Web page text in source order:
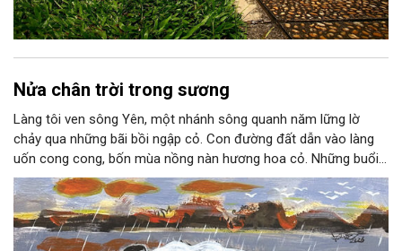
Nửa chân trời trong sương
Làng tôi ven sông Yên, một nhánh sông quanh năm lững lờ
chảy qua những bãi bồi ngập cỏ. Con đường đất dẫn vào làng
uốn cong cong, bốn mùa nồng nàn hương hoa cỏ. Những buổi
hoàng hôn, khi nắng đã dịu xuống phía cuối sông, đám hoa tím
lại thẫm màu như có ai vừa rắc lên một lớp khói.